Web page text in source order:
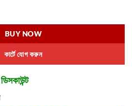
৳ 890.00.
Upgrade Hip Lifting Soap Lymphatic
কার্টে যোগ করুন
BUY NOW